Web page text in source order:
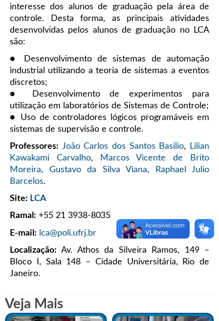
interesse dos alunos de graduação pela área de
controle. Desta forma, as principais atividades
desenvolvidas pelos alunos de graduação no LCA
são:
● Desenvolvimento de sistemas de automação
industrial utilizando a teoria de sistemas a eventos
discretos;
● Desenvolvimento de experimentos para
utilização em laboratórios de Sistemas de Controle;
● Uso de controladores lógicos programáveis em
sistemas de supervisão e controle.
Professores: João Carlos dos Santos Basilio,
Lilian
Kawakami Carvalho,
Marcos Vicente de Brito
Moreira, Gustavo da Silva Viana,
Raphael Julio
Barcelos.
Site: LCA
Ramal: +55 21 3938-8035
E-mail: lca@poli.ufrj.br
Localização: Av. Athos da Silveira Ramos, 149 –
Bloco I, Sala 148 – Cidade Universitária, Rio de
Janeiro.
Veja Mais